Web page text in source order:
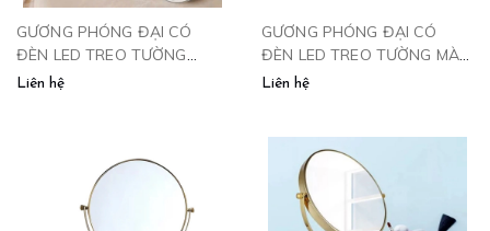
GƯƠNG PHÓNG ĐẠI CÓ
ĐÈN LED TREO TƯỜNG
CÔNG TẮC CẢM ỨNG -
Liên hệ
GƯƠNG PHÓNG ĐẠI CÓ
ĐÈN LED TREO TƯỜNG MÀU
ĐEN - LD260
Liên hệ